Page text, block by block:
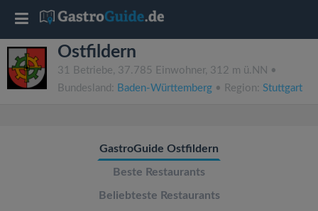
Ostfildern
31 Betriebe, 37.785 Einwohner, 312 m ü.NN •
Bundesland: Baden-Württemberg • Region: Stuttgart
GastroGuide Ostfildern
Beste Restaurants
Beliebteste Restaurants
T
o
g